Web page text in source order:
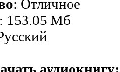
: Отличное
: 153.05 Мб